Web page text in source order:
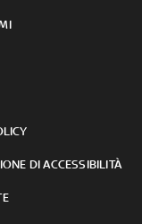
DI ACCESSIBILITÀ